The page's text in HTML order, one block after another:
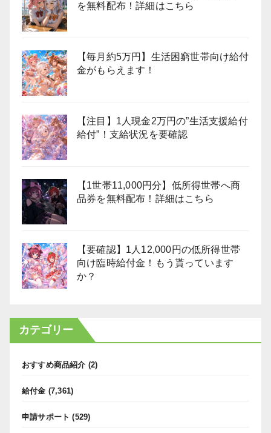
を無料配布！詳細はこちら
【毎月約5万円】生活困窮世帯向け給付
金がもらえます！
【注目】1人現金2万円の”生活支援給付
給付”！支給状況を要確認
【1世帯11,000円分】低所得世帯へ商
品券を無料配布！詳細はこちら
【要確認】1人12,000円の低所得世帯
向け臨時給付金！もう貰っています
か？
カテゴリー
おすすめ商品紹介 (2)
給付金 (7,361)
申請サポート (529)